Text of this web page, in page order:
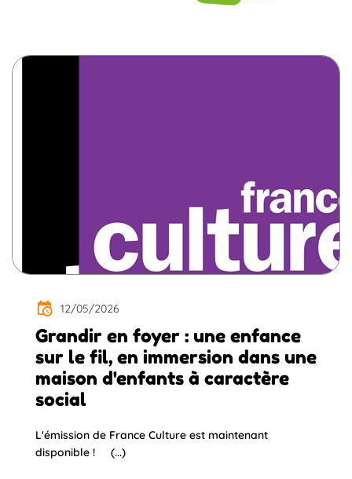
12/05/2026
Grandir en foyer : une enfance
sur le fil, en immersion dans une
maison d'enfants à caractère
social
L'émission de France Culture est maintenant
disponible ! (...)